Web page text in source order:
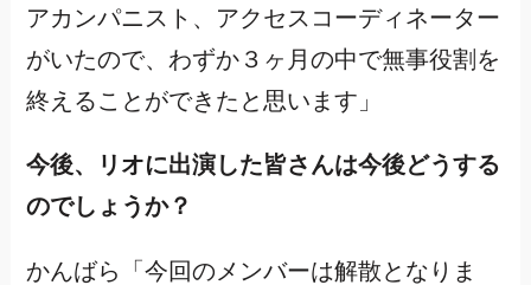
アカンパニスト、アクセスコーディネーター
がいたので、わずか３ヶ月の中で無事役割を
終えることができたと思います」
今後、リオに出演した皆さんは今後どうする
のでしょうか？
かんばら「今回のメンバーは解散となりま